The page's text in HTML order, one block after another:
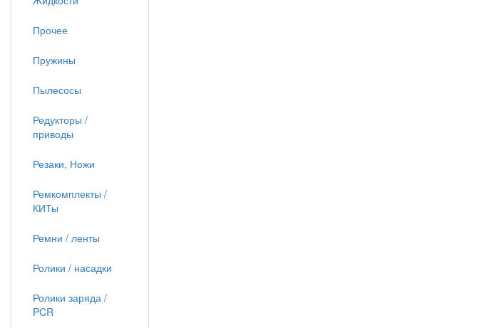
Прочее
Пружины
Пылесосы
Редукторы /
приводы
Резаки, Ножи
Ремкомплекты /
КИТы
Ремни / ленты
Ролики / насадки
Ролики заряда /
PCR